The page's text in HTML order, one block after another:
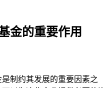
金的重要作用
制约其发展的重要因素之